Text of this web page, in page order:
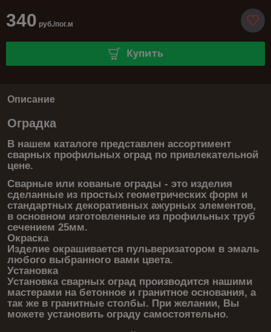
340 руб./пог.м
Купить
Описание
Оградка
В нашем каталоге представлен ассортимент
сварных профильных оград по привлекательной
цене.
Сварные или кованые ограды - это изделия
сделанные из простых геометрических форм и
стандартных декоративных ажурных элементов,
в основном изготовленные из профильных труб
сечением 25мм.
Окраска
Изделие окрашивается пульверизатором в эмаль
любого выбранного вами цвета.
Установка
Установка сварных оград производится нашими
мастерами на бетонное и гранитное основания, а
так же в гранитные столбы. При желании, Вы
можете установить ограду самостоятельно.